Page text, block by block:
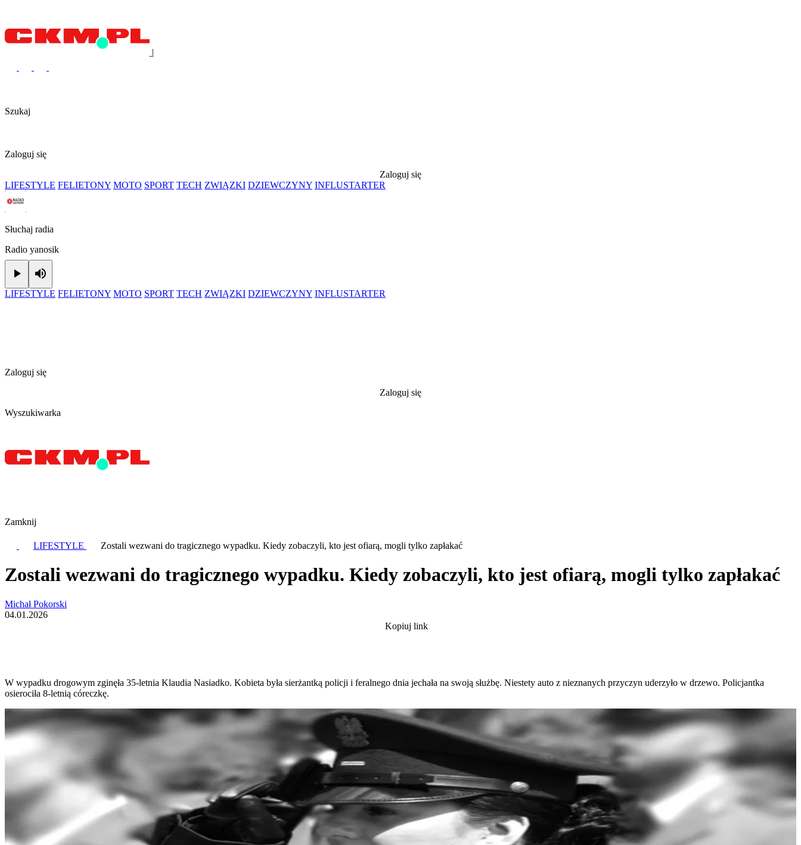
|
Szukaj
Zaloguj się
Zaloguj się
LIFESTYLE FELIETONY MOTO SPORT TECH ZWIĄZKI DZIEWCZYNY INFLUSTARTER
Słuchaj radia
Radio yanosik
Play
LIFESTYLE FELIETONY MOTO SPORT TECH ZWIĄZKI DZIEWCZYNY INFLUSTARTER
Zaloguj się
Zaloguj się
Wyszukiwarka
Zamknij
LIFESTYLE Zostali wezwani do tragicznego wypadku. Kiedy zobaczyli, kto jest ofiarą, mogli tylko zapłakać
Zostali wezwani do tragicznego wypadku. Kiedy zobaczyli, kto jest ofiarą, mogli tylko zapłakać
Michał Pokorski
04.01.2026
Kopiuj link
W wypadku drogowym zginęła 35-letnia Klaudia Nasiadko. Kobieta była sierżantką policji i feralnego dnia jechała na swoją służbę. Niestety auto z nieznanych przyczyn uderzyło w drzewo. Policjantka
osierociła 8-letnią córeczkę.